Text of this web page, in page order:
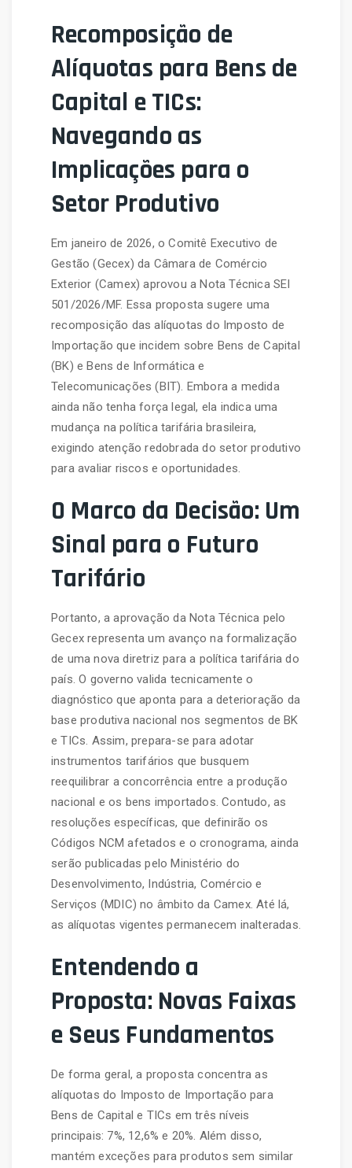
Recomposição de
Alíquotas para Bens de
Capital e TICs:
Navegando as
Implicações para o
Setor Produtivo
Em janeiro de 2026, o Comitê Executivo de
Gestão (Gecex) da Câmara de Comércio
Exterior (Camex) aprovou a Nota Técnica SEI
501/2026/MF. Essa proposta sugere uma
recomposição das alíquotas do Imposto de
Importação que incidem sobre Bens de Capital
(BK) e Bens de Informática e
Telecomunicações (BIT). Embora a medida
ainda não tenha força legal, ela indica uma
mudança na política tarifária brasileira,
exigindo atenção redobrada do setor produtivo
para avaliar riscos e oportunidades.
O Marco da Decisão: Um
Sinal para o Futuro
Tarifário
Portanto, a aprovação da Nota Técnica pelo
Gecex representa um avanço na formalização
de uma nova diretriz para a política tarifária do
país. O governo valida tecnicamente o
diagnóstico que aponta para a deterioração da
base produtiva nacional nos segmentos de BK
e TICs. Assim, prepara-se para adotar
instrumentos tarifários que busquem
reequilibrar a concorrência entre a produção
nacional e os bens importados. Contudo, as
resoluções específicas, que definirão os
Códigos NCM afetados e o cronograma, ainda
serão publicadas pelo Ministério do
Desenvolvimento, Indústria, Comércio e
Serviços (MDIC) no âmbito da Camex. Até lá,
as alíquotas vigentes permanecem inalteradas.
Entendendo a
Proposta: Novas Faixas
e Seus Fundamentos
De forma geral, a proposta concentra as
alíquotas do Imposto de Importação para
Bens de Capital e TICs em três níveis
principais: 7%, 12,6% e 20%. Além disso,
mantém exceções para produtos sem similar